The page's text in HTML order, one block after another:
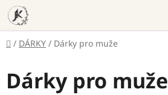
Přejít
na
obsah
Domů
/ DÁRKY / Dárky pro muže
Dárky pro muže